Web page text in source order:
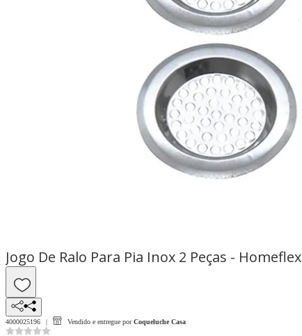
Jogo De Ralo Para Pia Inox 2 Peças - Homeflex
4000025196 Vendido e entregue por Coqueluche Casa